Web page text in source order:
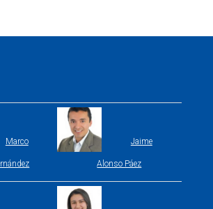
Marco Jaime
Alonso Páez